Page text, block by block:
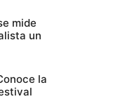
mide
un
la